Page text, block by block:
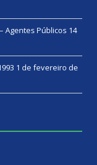
Agentes Públicos 14
1 de fevereiro de